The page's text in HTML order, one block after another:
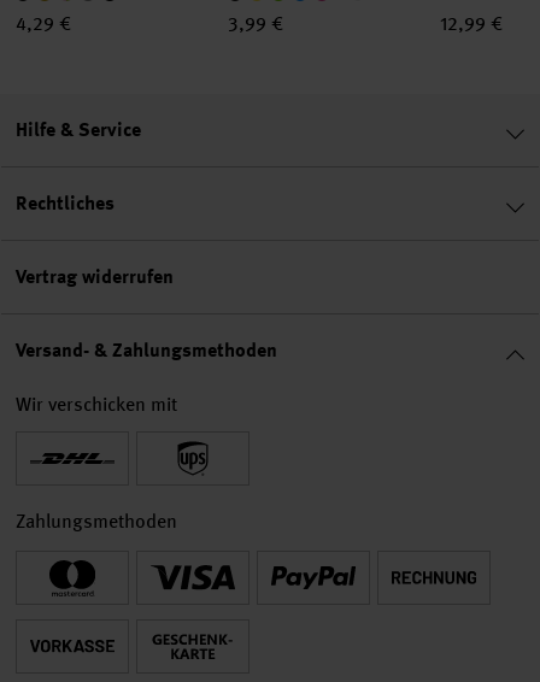
4,29 €
3,99 €
12,99 €
Hilfe & Service
Rechtliches
Vertrag widerrufen
Versand- & Zahlungsmethoden
Wir verschicken mit
Zahlungsmethoden